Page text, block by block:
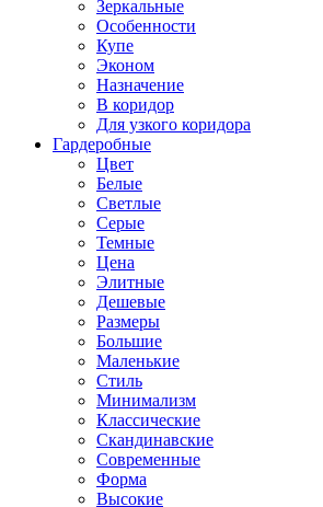
Зеркальные
Особенности
Купе
Эконом
Назначение
В коридор
Для узкого коридора
Гардеробные
Цвет
Белые
Светлые
Серые
Темные
Цена
Элитные
Дешевые
Размеры
Большие
Маленькие
Стиль
Минимализм
Классические
Скандинавские
Современные
Форма
Высокие